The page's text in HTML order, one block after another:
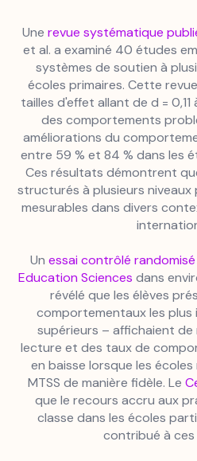
Une revue systématique
et al. a examiné 40 études
systèmes de soutien à
écoles primaires. Cette
tailles d'effet allant de d =
des comportements
améliorations du
entre 59 % et 84 % dans les
Ces résultats démontrent
structurés à plusieurs
mesurables dans divers
Un essai contrôlé
Education Sciences dans
révélé que les élèves
comportementaux les plus
supérieurs – affichaient de
lecture et des taux de
en baisse lorsque les
MTSS de manière fidèle. Le
que le recours accru aux
classe dans les écoles
contribué à